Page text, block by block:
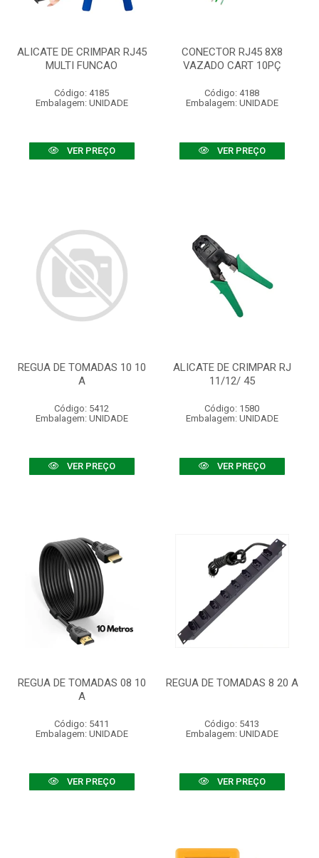
ALICATE DE CRIMPAR RJ45
MULTI FUNCAO
Código: 4185
Embalagem: UNIDADE
VER PREÇO
CONECTOR RJ45 8X8
VAZADO CART 10PÇ
Código: 4188
Embalagem: UNIDADE
VER PREÇO
REGUA DE TOMADAS 10 10
A
Código: 5412
Embalagem: UNIDADE
VER PREÇO
ALICATE DE CRIMPAR RJ
11/12/ 45
Código: 1580
Embalagem: UNIDADE
VER PREÇO
REGUA DE TOMADAS 08 10
A
Código: 5411
Embalagem: UNIDADE
VER PREÇO
REGUA DE TOMADAS 8 20 A
Código: 5413
Embalagem: UNIDADE
VER PREÇO